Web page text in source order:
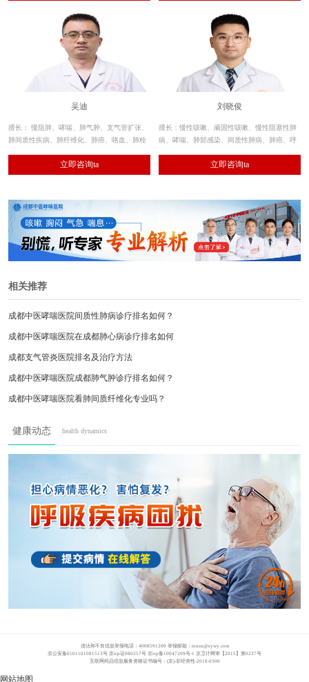
治。
吴迪
擅长： 慢阻肺、哮喘、肺气肿、支气管扩张、
肺间质性疾病、肺纤维化、肺癌、咯血、肺栓
立即咨询ta
刘晓俊
擅长：慢性咳嗽、顽固性咳嗽、慢性阻塞性肺
病、哮喘、肺部感染、间质性肺病、肺癌、呼
立即咨询ta
相关推荐
成都中医哮喘医院间质性肺病诊疗排名如何？
成都中医哮喘医院在成都肺心病诊疗排名如何
成都支气管炎医院排名及治疗方法
成都中医哮喘医院成都肺气肿诊疗排名如何？
成都中医哮喘医院看肺间质纤维化专业吗？
成都肺结节患者必看
肺结节别慌！
健康动态 health dynamics
违法和不良信息举报电话：4008591200 举报邮箱： tousu@xywy.com
京公安备0101101081513号 京icp证080257号 京icp备10047209号-1 京卫计网审【2015】第0237号
互联网药品信息服务资格证书编号：(京)-非经营性-2018-0306
网站地图